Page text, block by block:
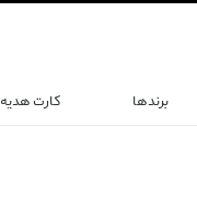
برندها کارت هدیه